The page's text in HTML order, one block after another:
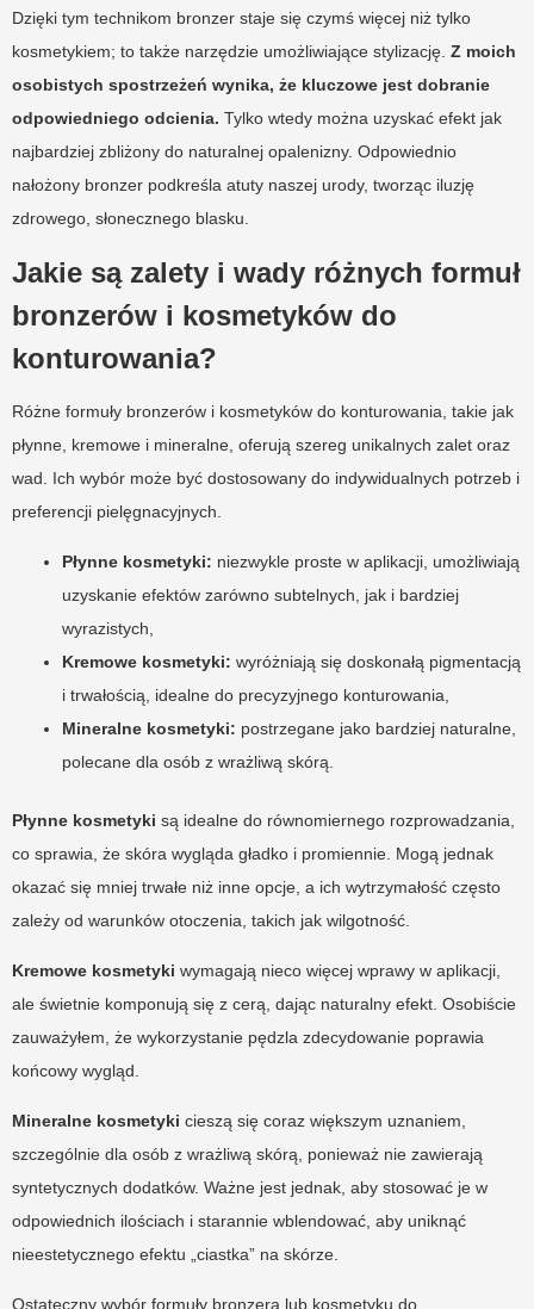
Dzięki tym technikom bronzer staje się czymś więcej niż tylko
kosmetykiem; to także narzędzie umożliwiające stylizację. Z moich
osobistych spostrzeżeń wynika, że kluczowe jest dobranie
odpowiedniego odcienia. Tylko wtedy można uzyskać efekt jak
najbardziej zbliżony do naturalnej opalenizny. Odpowiednio
nałożony bronzer podkreśla atuty naszej urody, tworząc iluzję
zdrowego, słonecznego blasku.
Jakie są zalety i wady różnych formuł
bronzerów i kosmetyków do
konturowania?
Różne formuły bronzerów i kosmetyków do konturowania, takie jak
płynne, kremowe i mineralne, oferują szereg unikalnych zalet oraz
wad. Ich wybór może być dostosowany do indywidualnych potrzeb i
preferencji pielęgnacyjnych.
Płynne kosmetyki: niezwykle proste w aplikacji, umożliwiają
uzyskanie efektów zarówno subtelnych, jak i bardziej
wyrazistych,
Kremowe kosmetyki: wyróżniają się doskonałą pigmentacją
i trwałością, idealne do precyzyjnego konturowania,
Mineralne kosmetyki: postrzegane jako bardziej naturalne,
polecane dla osób z wrażliwą skórą.
Płynne kosmetyki są idealne do równomiernego rozprowadzania,
co sprawia, że skóra wygląda gładko i promiennie. Mogą jednak
okazać się mniej trwałe niż inne opcje, a ich wytrzymałość często
zależy od warunków otoczenia, takich jak wilgotność.
Kremowe kosmetyki wymagają nieco więcej wprawy w aplikacji,
ale świetnie komponują się z cerą, dając naturalny efekt. Osobiście
zauważyłem, że wykorzystanie pędzla zdecydowanie poprawia
końcowy wygląd.
Mineralne kosmetyki cieszą się coraz większym uznaniem,
szczególnie dla osób z wrażliwą skórą, ponieważ nie zawierają
syntetycznych dodatków. Ważne jest jednak, aby stosować je w
odpowiednich ilościach i starannie wblendować, aby uniknąć
nieestetycznego efektu „ciastka” na skórze.
Ostateczny wybór formuły bronzera lub kosmetyku do